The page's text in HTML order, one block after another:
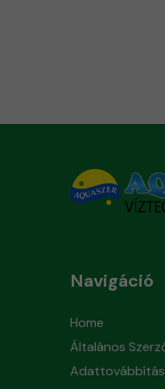
Navigáció
Home
Általános